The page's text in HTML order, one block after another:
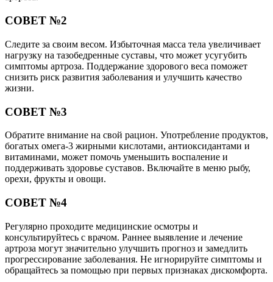
СОВЕТ №2
Следите за своим весом. Избыточная масса тела увеличивает
нагрузку на тазобедренные суставы, что может усугубить
симптомы артроза. Поддержание здорового веса поможет
снизить риск развития заболевания и улучшить качество
жизни.
СОВЕТ №3
Обратите внимание на свой рацион. Употребление продуктов,
богатых омега-3 жирными кислотами, антиоксидантами и
витаминами, может помочь уменьшить воспаление и
поддерживать здоровье суставов. Включайте в меню рыбу,
орехи, фрукты и овощи.
СОВЕТ №4
Регулярно проходите медицинские осмотры и
консультируйтесь с врачом. Раннее выявление и лечение
артроза могут значительно улучшить прогноз и замедлить
прогрессирование заболевания. Не игнорируйте симптомы и
обращайтесь за помощью при первых признаках дискомфорта.